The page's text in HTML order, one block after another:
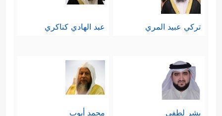
تركي عبيد المري عبد الهادي كناكري
بشر لطفي محمد أيوب